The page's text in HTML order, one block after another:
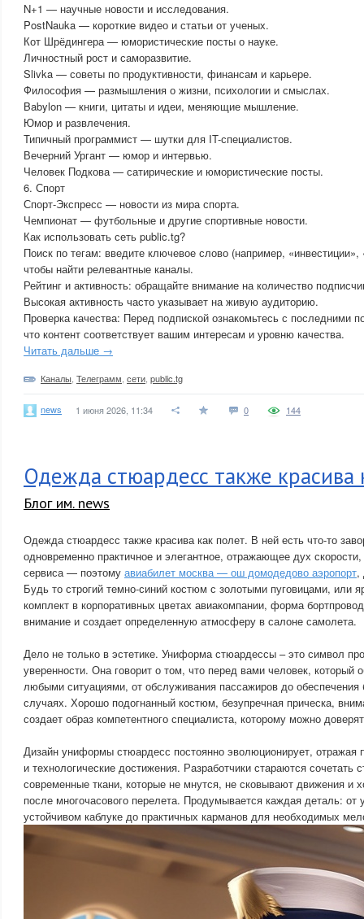
N+1 — научные новости и исследования.
PostNauka — короткие видео и статьи от ученых.
Кот Шрёдингера — юмористические посты о науке.
Личностный рост и саморазвитие.
Slivka — советы по продуктивности, финансам и карьере.
Философия — размышления о жизни, психологии и смыслах.
Babylon — книги, цитаты и идеи, меняющие мышление.
Юмор и развлечения.
Типичный программист — шутки для IT-специалистов.
Вечерний Ургант — юмор и интервью.
Человек Подкова — сатирические и юмористические посты.
6. Спорт
Спорт-Экспресс — новости из мира спорта.
Чемпионат — футбольные и другие спортивные новости.
Как использовать сеть public.tg?
Поиск по тегам: введите ключевое слово (например, «инвестиции»,
чтобы найти релевантные каналы.
Рейтинг и активность: обращайте внимание на количество
Высокая активность часто указывает на живую аудиторию.
Проверка качества: Перед подпиской ознакомьтесь с последними
что контент соответствует вашим интересам и уровню качества.
Читать дальше →
Каналы Телеграмм сети public.tg
news 1 июня 2026, 11:34 0 144
Одежда стюардесс также красива
Блог им. news
Одежда стюардесс также красива как полет. В ней есть что-то
одновременно практичное и элегантное, отражающее дух
сервиса — поэтому авиабилет москва — ош домодедово аэропорт,
Будь то строгий темно-синий костюм с золотыми пуговицами, или
комплект в корпоративных цветах авиакомпании, форма
внимание и создает определенную атмосферу в салоне самолета.
Дело не только в эстетике. Униформа стюардессы – это символ
уверенности. Она говорит о том, что перед вами человек, который
любыми ситуациями, от обслуживания пассажиров до обеспечения
случаях. Хорошо подогнанный костюм, безупречная прическа,
создает образ компетентного специалиста, которому можно
Дизайн униформы стюардесс постоянно эволюционирует, отражая
и технологические достижения. Разработчики стараются сочетать
современные ткани, которые не мнутся, не сковывают движения и
после многочасового перелета. Продумывается каждая деталь:
устойчивом каблуке до практичных карманов для необходимых